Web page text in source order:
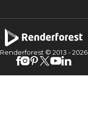
Renderforest © 2013 -2026